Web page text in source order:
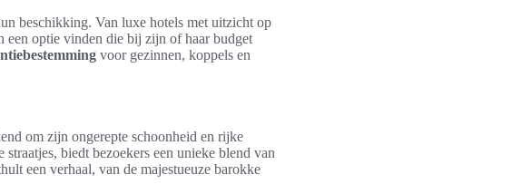
beschikking. Van luxe hotels met uitzicht op
een optie vinden die bij zijn of haar budget
voor gezinnen, koppels en
om zijn ongerepte schoonheid en rijke
biedt bezoekers een unieke blend van
een verhaal, van de majestueuze barokke